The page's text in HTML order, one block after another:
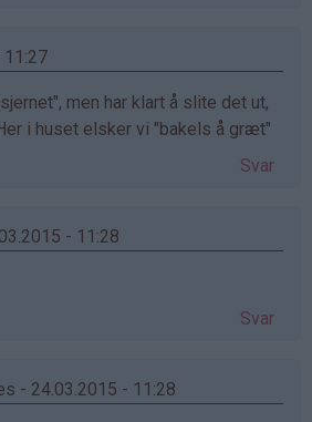
11:27
men har klart å slite det ut,
i huset elsker vi "bakels å græt"
Svar
- 11:28
Svar
- 24.03.2015 - 11:28